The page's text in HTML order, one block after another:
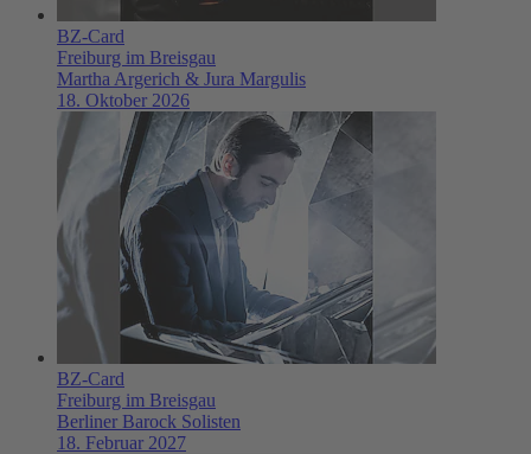
BZ-Card
Freiburg im Breisgau
Martha Argerich & Jura Margulis
18. Oktober 2026
BZ-Card
Freiburg im Breisgau
Berliner Barock Solisten
18. Februar 2027